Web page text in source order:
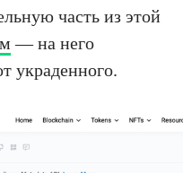
часть из этой
— на него
украденного.